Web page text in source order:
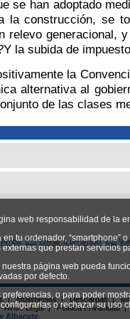
web responsabilidad de la
tu ordenador, “smartphone”
que prestan servicios
página web pueda
por defecto.
o para poder
o rechazar su uso
se han adoptado
la construcción, se
relevo generacional,
la subida de
la
alternativa al
de las clases
Arriba Enviar a un amigo
| Multimedias | Descargas |
Aviso Legal | Política Privacidad |
Albacete